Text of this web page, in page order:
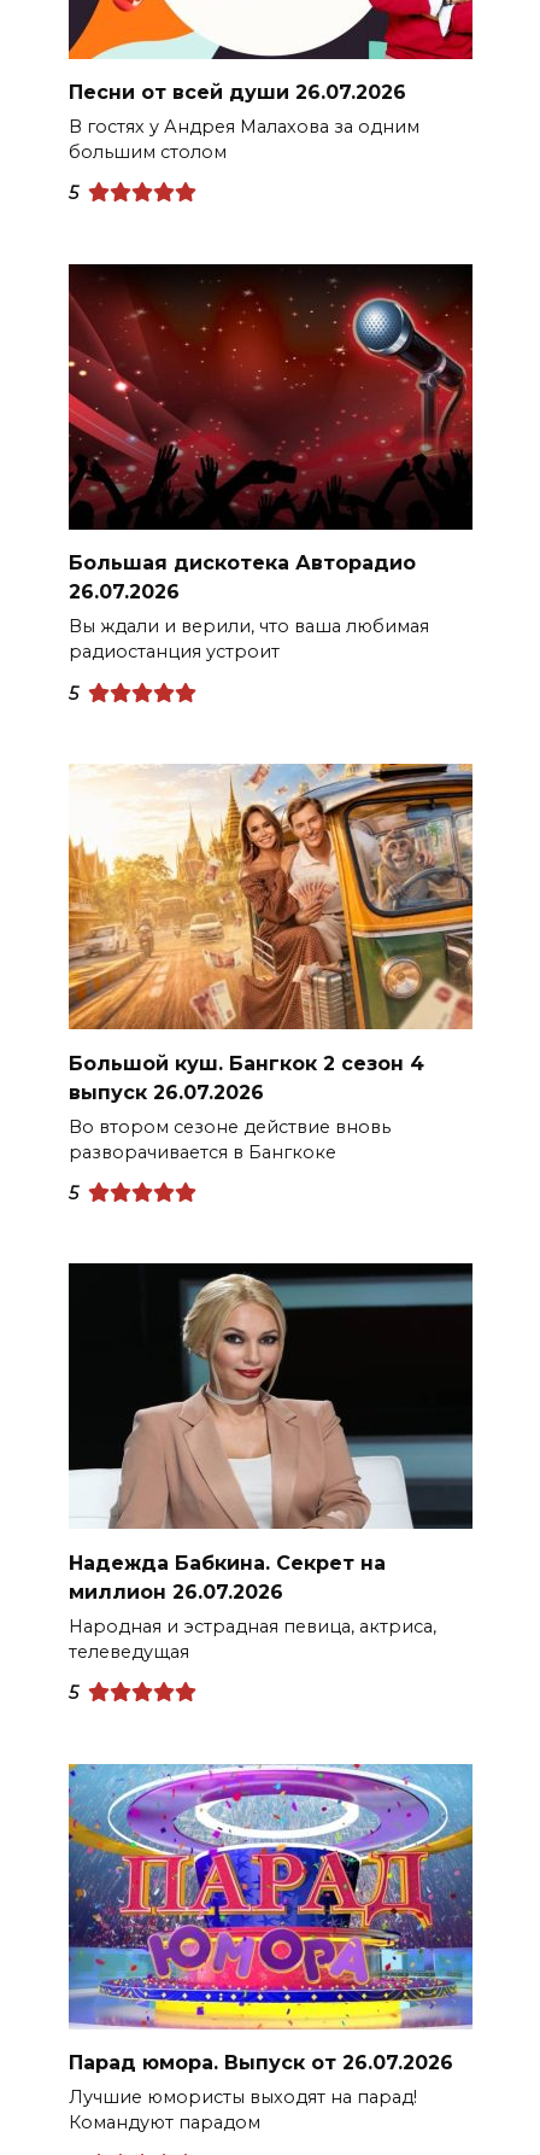
Песни от всей души 26.07.2026
В гостях у Андрея Малахова за одним
большим столом
5
Большая дискотека Авторадио
26.07.2026
Вы ждали и верили, что ваша любимая
радиостанция устроит
5
Большой куш. Бангкок 2 сезон 4
выпуск 26.07.2026
Во втором сезоне действие вновь
разворачивается в Бангкоке
5
Надежда Бабкина. Секрет на
миллион 26.07.2026
Народная и эстрадная певица, актриса,
телеведущая
5
Парад юмора. Выпуск от 26.07.2026
Лучшие юмористы выходят на парад!
Командуют парадом